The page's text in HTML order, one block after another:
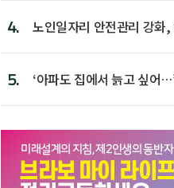
4.
노인일자리 안전관리 강화
5.
‘아파도 집에서 늙고 싶어